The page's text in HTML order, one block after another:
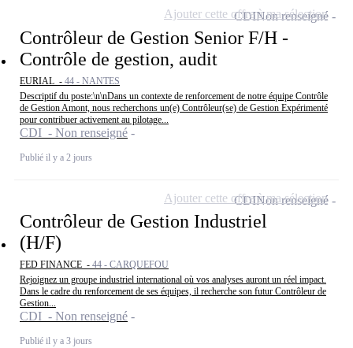
Contrôleur de Gestion Senior F/H -
Contrôle de gestion, audit
EURIAL - 44 - NANTES
Descriptif du poste:\n\nDans un contexte de renforcement de notre équipe Contrôle
de Gestion Amont, nous recherchons un(e) Contrôleur(se) de Gestion Expérimenté
pour contribuer activement au pilotage...
CDI - Non renseigné
Publié il y a 2 jours
CDINon renseigné
Ajouter cette offre à ma sélection
Contrôleur de Gestion Industriel
(H/F)
FED FINANCE - 44 - CARQUEFOU
Rejoignez un groupe industriel international où vos analyses auront un réel impact.
Dans le cadre du renforcement de ses équipes, il recherche son futur Contrôleur de
Gestion...
CDI - Non renseigné
Publié il y a 3 jours
CDINon renseigné
Ajouter cette offre à ma sélection